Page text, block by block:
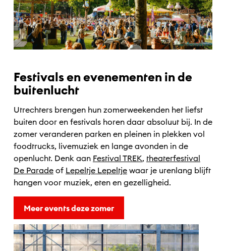
Festivals en evenementen in de
buitenlucht
Utrechters brengen hun zomerweekenden het liefst
buiten door en festivals horen daar absoluut bij. In de
zomer veranderen parken en pleinen in plekken vol
foodtrucks, livemuziek en lange avonden in de
openlucht. Denk aan Festival TREK, theaterfestival
De Parade of Lepeltje Lepeltje waar je urenlang blijft
hangen voor muziek, eten en gezelligheid.
Meer events deze zomer